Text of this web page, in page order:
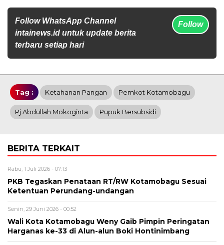
Follow WhatsApp Channel
intainews.id untuk update berita
terbaru setiap hari
Follow
Tag : Ketahanan Pangan Pemkot Kotamobagu
Pj Abdullah Mokoginta Pupuk Bersubsidi
BERITA TERKAIT
Rabu, 1 Juli 2026 - 07:13
PKB Tegaskan Penataan RT/RW Kotamobagu Sesuai
Ketentuan Perundang-undangan
Senin, 29 Juni 2026 - 00:52
Wali Kota Kotamobagu Weny Gaib Pimpin Peringatan
Harganas ke-33 di Alun-alun Boki Hontinimbang